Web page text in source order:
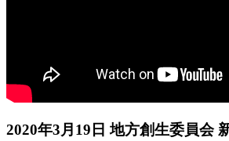
2020年3月19日 地方創生委員会